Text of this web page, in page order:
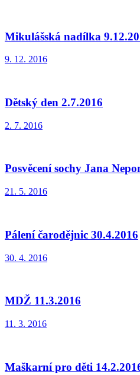
Mikulášská nadílka
9. 12. 2016
Dětský den 2.7.2016
2. 7. 2016
Posvěcení sochy Jana
21. 5. 2016
Pálení čarodějnic 30.4.2016
30. 4. 2016
MDŽ 11.3.2016
11. 3. 2016
Maškarní pro děti